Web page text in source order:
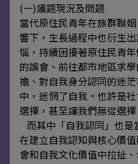
(一)議題現況及問題
當代原住民青年在族群聯
響下，生長過程中也衍生
惱，持續困擾著原住民青
的誤會、前往都市地區求
擔、對自我身分認同的迷
中，迷惘了自我。也許是
選擇，甚至讓我們無從選擇
而其中「自我認同」也
在建立自我認知與核心價
會和自我文化價值中拉扯